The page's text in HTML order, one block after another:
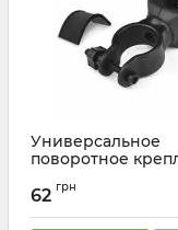
Универсальное
поворотное
Артикул:
62 грн